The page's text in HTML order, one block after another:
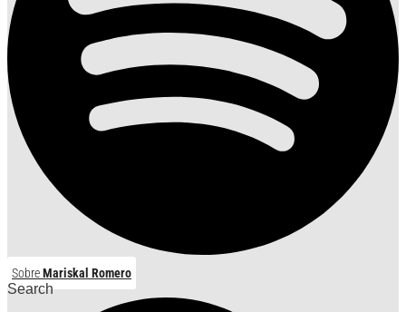
SobreMariskal Romero
Search